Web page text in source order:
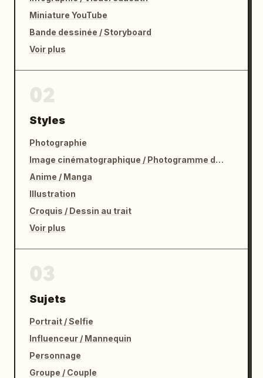
Miniature YouTube
Bande dessinée / Storyboard
Voir plus
Styles
Photographie
Image cinématographique / Photogramme de film
Anime / Manga
Illustration
Croquis / Dessin au trait
Voir plus
Sujets
Portrait / Selfie
Influenceur / Mannequin
Personnage
Groupe / Couple